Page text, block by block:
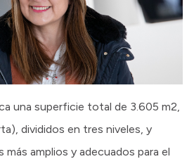
una superficie total de 3.605 m2,
divididos en tres niveles, y
más amplios y adecuados para el